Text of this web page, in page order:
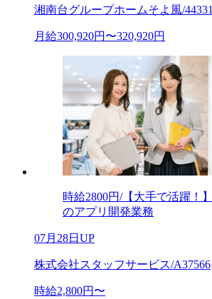
湘南台グループホームそよ風/44331
月給300,920円〜320,920円
時給2800円/【大手で活躍！
のアプリ開発業務
07月28日UP
株式会社スタッフサービス/A37566
時給2,800円〜